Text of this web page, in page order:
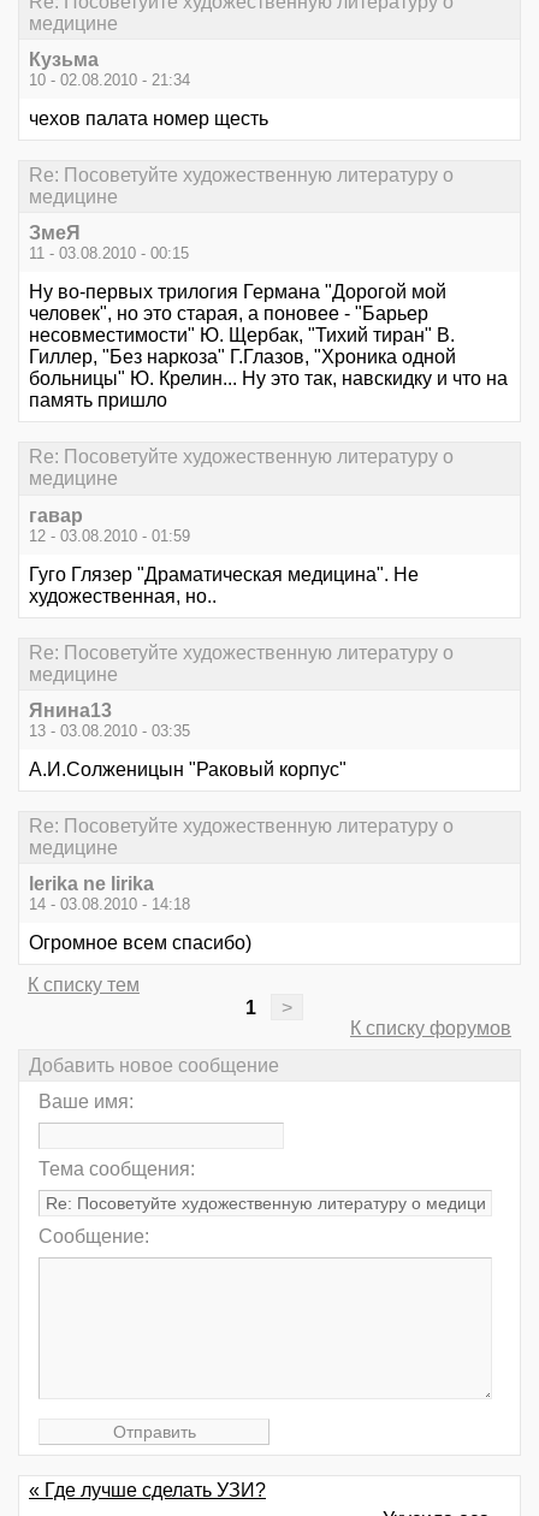
медицине
Кузьма
10 - 02.08.2010 - 21:34
чехов палата номер щесть
Re: Посоветуйте художественную литературу о
медицине
ЗмеЯ
11 - 03.08.2010 - 00:15
Ну во-первых трилогия Германа "Дорогой мой
человек", но это старая, а поновее - "Барьер
несовместимости" Ю. Щербак, "Тихий тиран" В.
Гиллер, "Без наркоза" Г.Глазов, "Хроника одной
больницы" Ю. Крелин... Ну это так, навскидку и что на
память пришло
Re: Посоветуйте художественную литературу о
медицине
гавар
12 - 03.08.2010 - 01:59
Гуго Глязер "Драматическая медицина". Не
художественная, но..
Re: Посоветуйте художественную литературу о
медицине
Янина13
13 - 03.08.2010 - 03:35
А.И.Солженицын "Раковый корпус"
Re: Посоветуйте художественную литературу о
медицине
lerika ne lirika
14 - 03.08.2010 - 14:18
Огромное всем спасибо)
К списку тем
1
>
К списку форумов
Добавить новое сообщение
Ваше имя:
Тема сообщения:
Сообщение:
« Где лучше сделать УЗИ?